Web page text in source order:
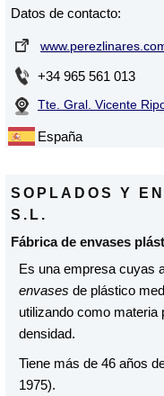
Datos de contacto:
+34 965 561 013
Tte. Gral. Vicente
España
SOPLADOS Y
S.L.
Fábrica de envases
Es una empresa cuyas
envases de plástico
utilizando como materia
densidad.
Tiene más de 46 años
1975).